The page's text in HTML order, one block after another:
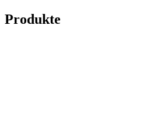
Produkte